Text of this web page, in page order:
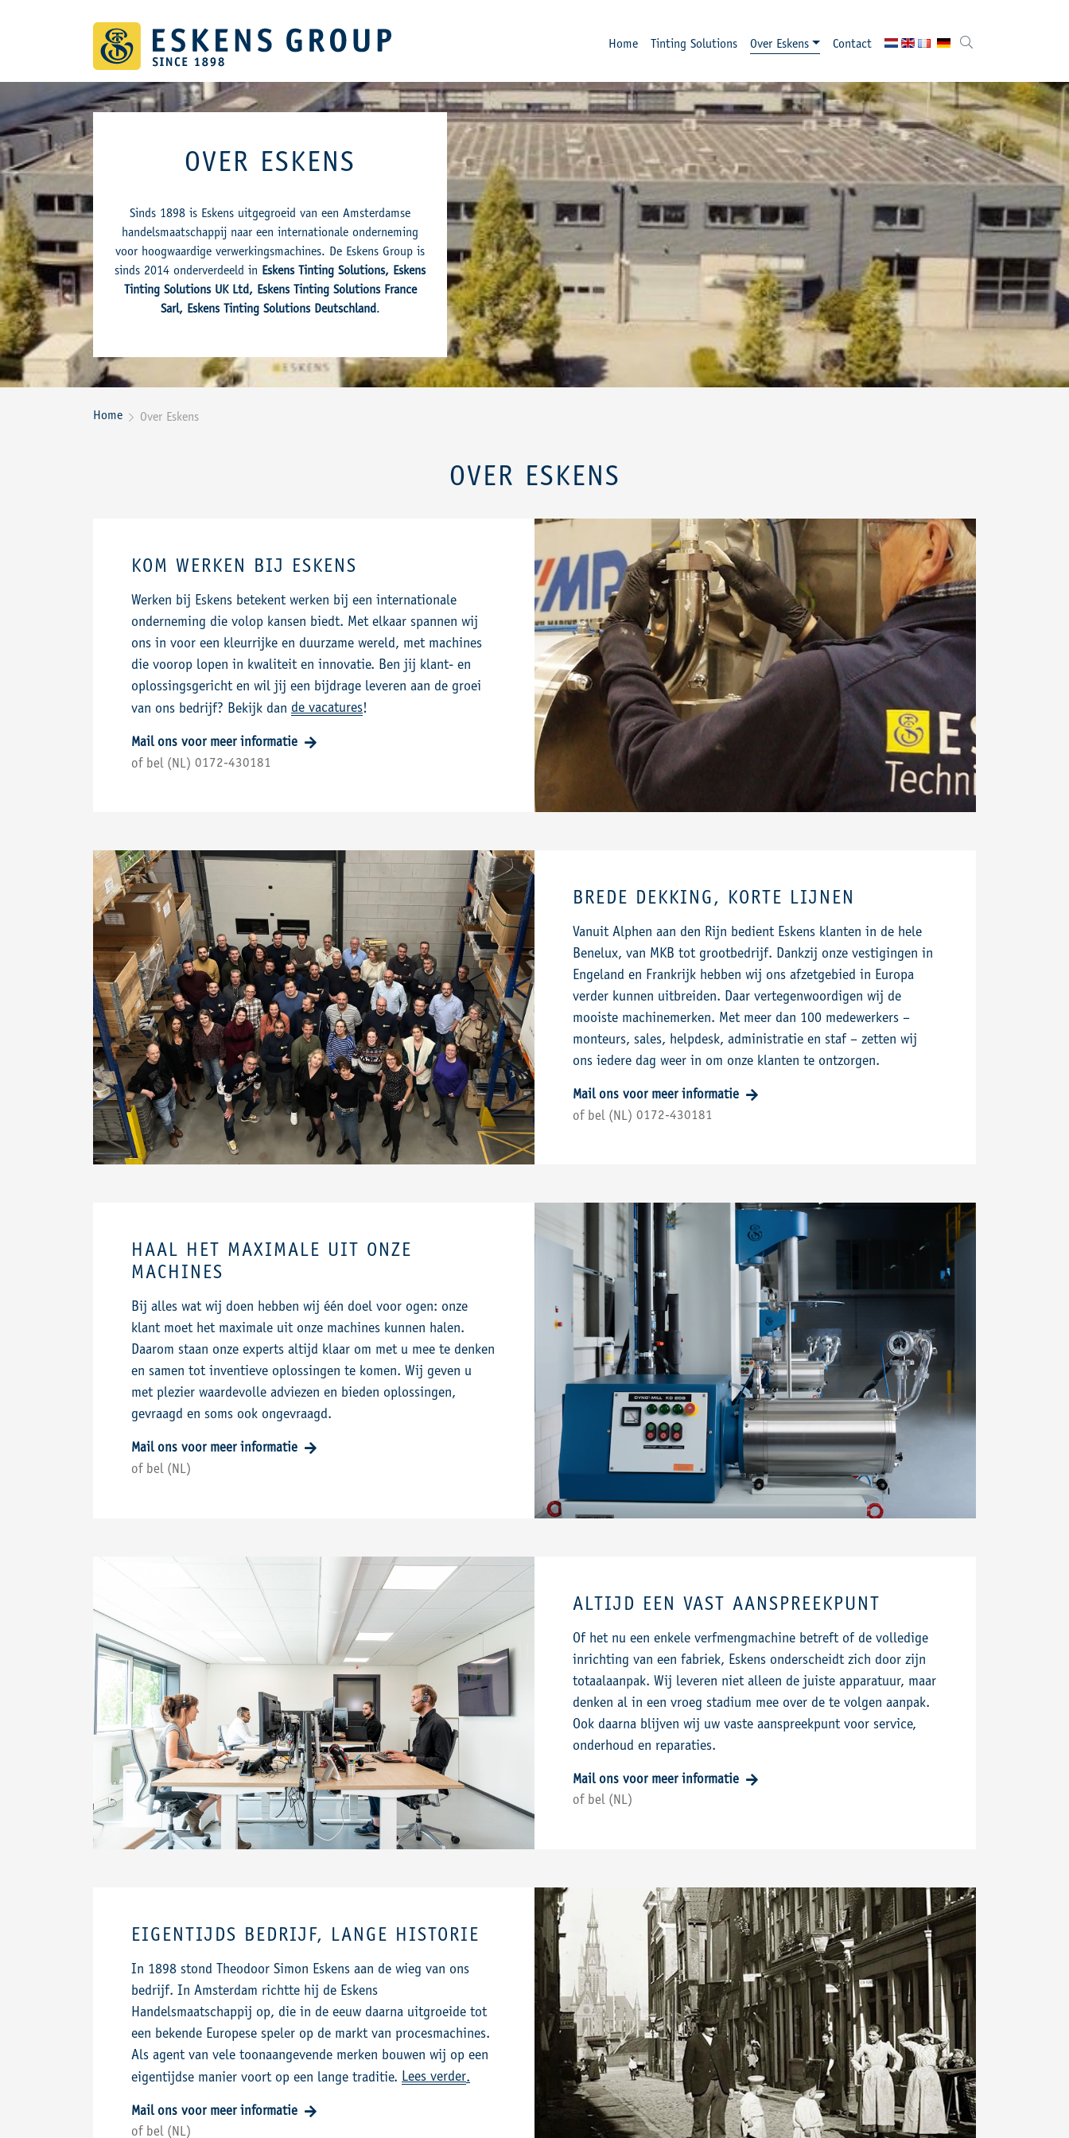
Home Tinting Solutions Over Eskens Contact
OVER ESKENS
Sinds 1898 is Eskens uitgegroeid van een Amsterdamse
handelsmaatschappij naar een internationale onderneming
voor hoogwaardige verwerkingsmachines. De Eskens Group is
sinds 2014 onderverdeeld in Eskens Tinting Solutions, Eskens
Tinting Solutions UK Ltd, Eskens Tinting Solutions France
Sarl, Eskens Tinting Solutions Deutschland.
Home  Over Eskens
OVER ESKENS
KOM WERKEN BIJ ESKENS
Werken bij Eskens betekent werken bij een internationale
onderneming die volop kansen biedt. Met elkaar spannen wij
ons in voor een kleurrijke en duurzame wereld, met machines
die voorop lopen in kwaliteit en innovatie. Ben jij klant- en
oplossingsgericht en wil jij een bijdrage leveren aan de groei
van ons bedrijf? Bekijk dan de vacatures!
Mail ons voor meer informatie
of bel (NL) 0172-430181
BREDE DEKKING, KORTE LIJNEN
Vanuit Alphen aan den Rijn bedient Eskens klanten in de hele
Benelux, van MKB tot grootbedrijf. Dankzij onze vestigingen in
Engeland en Frankrijk hebben wij ons afzetgebied in Europa
verder kunnen uitbreiden. Daar vertegenwoordigen wij de
mooiste machinemerken. Met meer dan 100 medewerkers –
monteurs, sales, helpdesk, administratie en staf – zetten wij
ons iedere dag weer in om onze klanten te ontzorgen.
Mail ons voor meer informatie
of bel (NL) 0172-430181
HAAL HET MAXIMALE UIT ONZE
MACHINES
Bij alles wat wij doen hebben wij één doel voor ogen: onze
klant moet het maximale uit onze machines kunnen halen.
Daarom staan onze experts altijd klaar om met u mee te denken
en samen tot inventieve oplossingen te komen. Wij geven u
met plezier waardevolle adviezen en bieden oplossingen,
gevraagd en soms ook ongevraagd.
Mail ons voor meer informatie
of bel (NL)
ALTIJD EEN VAST AANSPREEKPUNT
Of het nu een enkele verfmengmachine betreft of de volledige
inrichting van een fabriek, Eskens onderscheidt zich door zijn
totaalaanpak. Wij leveren niet alleen de juiste apparatuur, maar
denken al in een vroeg stadium mee over de te volgen aanpak.
Ook daarna blijven wij uw vaste aanspreekpunt voor service,
onderhoud en reparaties.
Mail ons voor meer informatie
of bel (NL)
EIGENTIJDS BEDRIJF, LANGE HISTORIE
In 1898 stond Theodoor Simon Eskens aan de wieg van ons
bedrijf. In Amsterdam richtte hij de Eskens
Handelsmaatschappij op, die in de eeuw daarna uitgroeide tot
een bekende Europese speler op de markt van procesmachines.
Als agent van vele toonaangevende merken bouwen wij op een
eigentijdse manier voort op een lange traditie. Lees verder.
Mail ons voor meer informatie
of bel (NL)